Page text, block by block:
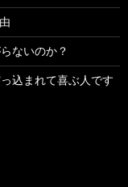
ないのか？
込まれて喜ぶ人です